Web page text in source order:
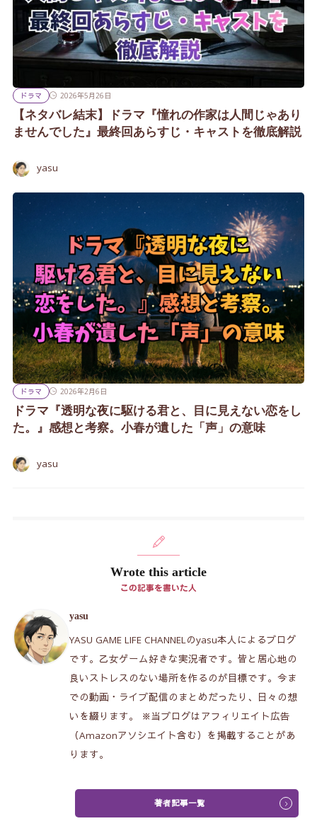
ドラマ 2026年5月26日
【ネタバレ結末】ドラマ『憧れの作家は人間じゃあり
ませんでした』最終回あらすじ・キャストを徹底解説
yasu
ドラマ 2026年2月6日
ドラマ『透明な夜に駆ける君と、目に見えない恋をし
た。』感想と考察。小春が遺した「声」の意味
yasu
Wrote this article
この記事を書いた人
yasu
YASU GAME LIFE CHANNELのyasu本人によるブログ
です。乙女ゲーム好きな実況者です。皆と居心地の
良いストレスのない場所を作るのが目標です。今ま
での動画・ライブ配信のまとめだったり、日々の想
いを綴ります。 ※当ブログはアフィリエイト広告
（Amazonアソシエイト含む）を掲載することがあ
ります。
著者記事一覧